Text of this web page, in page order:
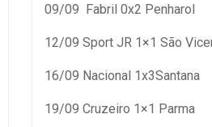
09/09 Fabril 0x2 Penharol
12/09 Sport JR 1×1 São
16/09 Nacional 1x3Santana
19/09 Cruzeiro 1×1 Parma